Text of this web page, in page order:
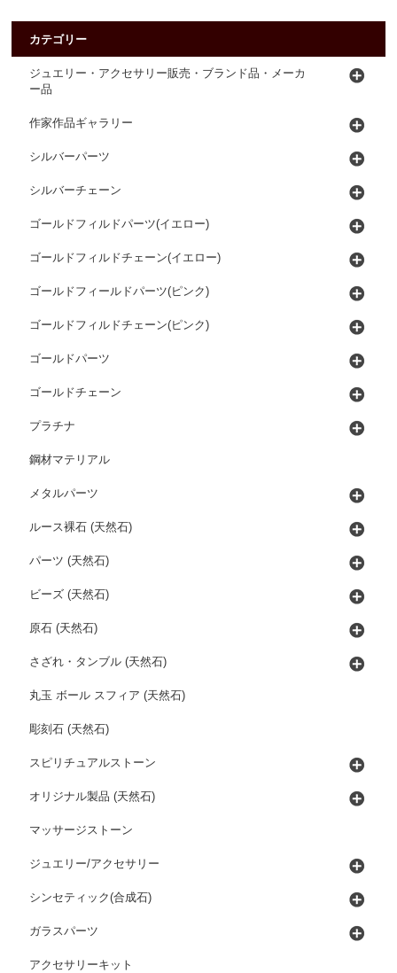
カテゴリー
ジュエリー・アクセサリー販売・ブランド品・メーカ
ー品
作家作品ギャラリー
シルバーパーツ
シルバーチェーン
ゴールドフィルドパーツ(イエロー)
ゴールドフィルドチェーン(イエロー)
ゴールドフィールドパーツ(ピンク)
ゴールドフィルドチェーン(ピンク)
ゴールドパーツ
ゴールドチェーン
プラチナ
鋼材マテリアル
メタルパーツ
ルース裸石 (天然石)
パーツ (天然石)
ビーズ (天然石)
原石 (天然石)
さざれ・タンブル (天然石)
丸玉 ボール スフィア (天然石)
彫刻石 (天然石)
スピリチュアルストーン
オリジナル製品 (天然石)
マッサージストーン
ジュエリー/アクセサリー
シンセティック(合成石)
ガラスパーツ
アクセサリーキット